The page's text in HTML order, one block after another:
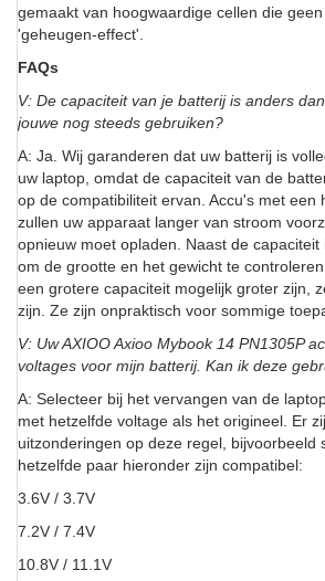
gemaakt van hoogwaardige cellen die
'geheugen-effect'.
FAQs
V: De capaciteit van je batterij is anders
jouwe nog steeds gebruiken?
A: Ja. Wij garanderen dat uw batterij is
uw laptop, omdat de capaciteit van de
op de compatibiliteit ervan. Accu's met een
zullen uw apparaat langer van stroom
opnieuw moet opladen. Naast de
om de grootte en het gewicht te
een grotere capaciteit mogelijk groter zijn,
zijn. Ze zijn onpraktisch voor sommige
V: Uw AXIOO Axioo Mybook 14 PN1305P
voltages voor mijn batterij. Kan ik deze
A: Selecteer bij het vervangen van de
met hetzelfde voltage als het origineel. Er
uitzonderingen op deze regel, bijvoorbeeld
hetzelfde paar hieronder zijn compatibel:
3.6V / 3.7V
7.2V / 7.4V
10.8V / 11.1V